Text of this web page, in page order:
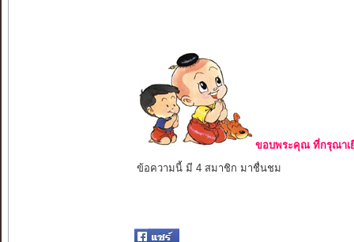
ขอบพระคุณ ที่กรุณาเ
ข้อความนี้ มี 4 สมาชิก มาชื่นชม